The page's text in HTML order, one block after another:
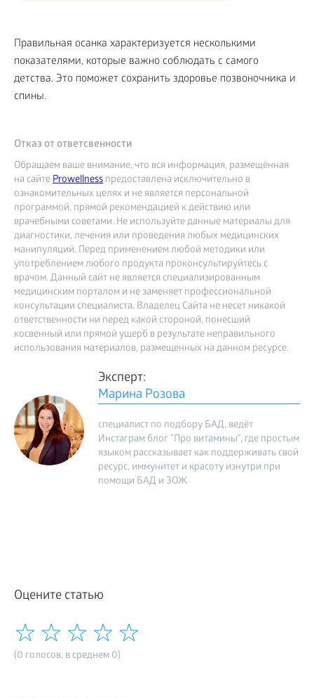
Правильная осанка характеризуется несколькими
показателями, которые важно соблюдать с самого
детства. Это поможет сохранить здоровье позвоночника и
спины.
Отказ от ответсвенности
Обращаем ваше внимание, что вся информация, размещённая
на сайтеProwellness предоставлена исключительно в
ознакомительных целях и не является персональной
программой, прямой рекомендацией к действию или
врачебными советами. Не используйте данные материалы для
диагностики, лечения или проведения любых медицинских
манипуляций. Перед применением любой методики или
употреблением любого продукта проконсультируйтесь с
врачом. Данный сайт не является специализированным
медицинским порталом и не заменяет профессиональной
консультации специалиста. Владелец Сайта не несет никакой
ответственности ни перед какой стороной, понесший
косвенный или прямой ущерб в результате неправильного
использования материалов, размещенных на данном ресурсе.
Эксперт:
Марина Розова
специалист по подбору БАД, ведёт
Инстаграм блог "Про витамины", где простым
языком рассказывает как поддерживать свой
ресурс, иммунитет и красоту изнутри при
помощи БАД и ЗОЖ
Оцените статью
(0 голосов, в среднем 0)